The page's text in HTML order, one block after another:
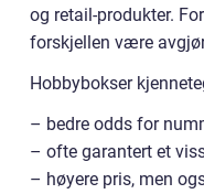
og retail-produkter.
forskjellen være
Hobbybokser
– bedre odds for
– ofte garantert et
– høyere pris, men